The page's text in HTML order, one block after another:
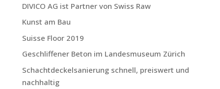
DIVICO AG ist Part­ner von Swiss Raw
Kunst am Bau
Suis­se Flo­or 2019
Geschlif­fe­ner Beton im Lan­des­mu­se­um Zürich
Schacht­de­ckel­sa­nie­rung schnell, preis­wert und
nachhaltig